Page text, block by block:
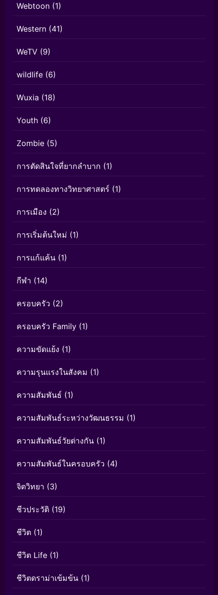
Webtoon (1)
Western (41)
WeTV (9)
wildlife (6)
Wuxia (18)
Youth (6)
Zombie (5)
การตัดสินใจที่ยากลำบาก (1)
การทดลองทางวิทยาศาสตร์ (1)
การเมือง (2)
การเริ่มต้นใหม่ (1)
การแก้แค้น (1)
กีฬา (14)
ครอบครัว (2)
ครอบครัว Family (1)
ความขัดแย้ง (1)
ความรุนแรงในสังคม (1)
ความสัมพันธ์ (1)
ความสัมพันธ์ระหว่างวัฒนธรรม (1)
ความสัมพันธ์วัยต่างกัน (1)
ความสัมพันธ์ในครอบครัว (4)
จิตวิทยา (3)
ชีวประวัติ (19)
ชีวิต (1)
ชีวิต Life (1)
ชีวิตดราม่าเข้มข้น (1)